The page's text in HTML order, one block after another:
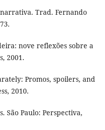
Trad. Fernando
nove reflexões sobre a
2001.
Promos, spoilers, and
2010.
São Paulo: Perspectiva,